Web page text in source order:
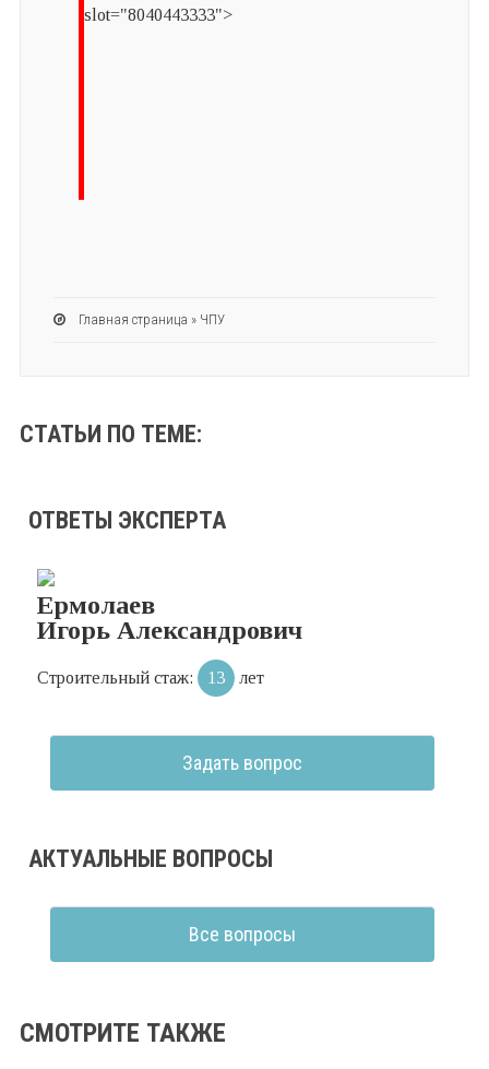
slot="8040443333">
Главная страница » ЧПУ
СТАТЬИ ПО ТЕМЕ:
ОТВЕТЫ ЭКСПЕРТА
Ермолаев
Игорь Александрович
Строительный стаж: 13 лет
Задать вопрос
АКТУАЛЬНЫЕ ВОПРОСЫ
Все вопросы
СМОТРИТЕ ТАКЖЕ